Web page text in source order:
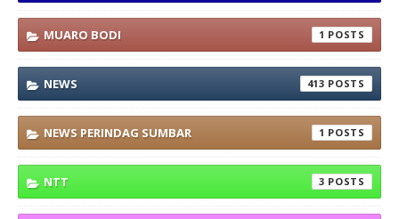
MUARO BODI 1
NEWS 413
NEWS PERINDAG SUMBAR 1
NTT 3